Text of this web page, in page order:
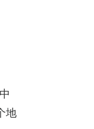
地